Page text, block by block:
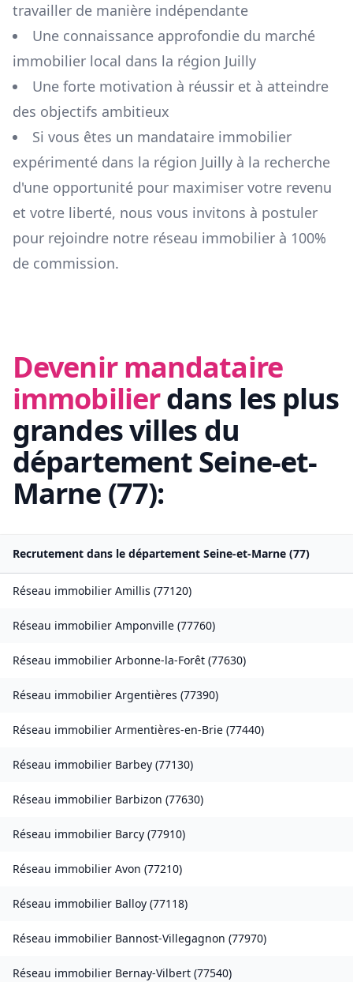
travailler de manière indépendante
Une connaissance approfondie du marché
immobilier local dans la région Juilly
Une forte motivation à réussir et à atteindre
des objectifs ambitieux
Si vous êtes un mandataire immobilier
expérimenté dans la région Juilly à la recherche
d'une opportunité pour maximiser votre revenu
et votre liberté, nous vous invitons à postuler
pour rejoindre notre réseau immobilier à 100%
de commission.
Devenir mandataire
immobilierdans les plus
grandes villes du
départementSeine-et-
Marne (77):
Recrutement dans le département Seine-et-Marne (77)
Réseau immobilier Amillis (77120)
Réseau immobilier Amponville (77760)
Réseau immobilier Arbonne-la-Forêt (77630)
Réseau immobilier Argentières (77390)
Réseau immobilier Armentières-en-Brie (77440)
Réseau immobilier Barbey (77130)
Réseau immobilier Barbizon (77630)
Réseau immobilier Barcy (77910)
Réseau immobilier Avon (77210)
Réseau immobilier Balloy (77118)
Réseau immobilier Bannost-Villegagnon (77970)
Réseau immobilier Bernay-Vilbert (77540)